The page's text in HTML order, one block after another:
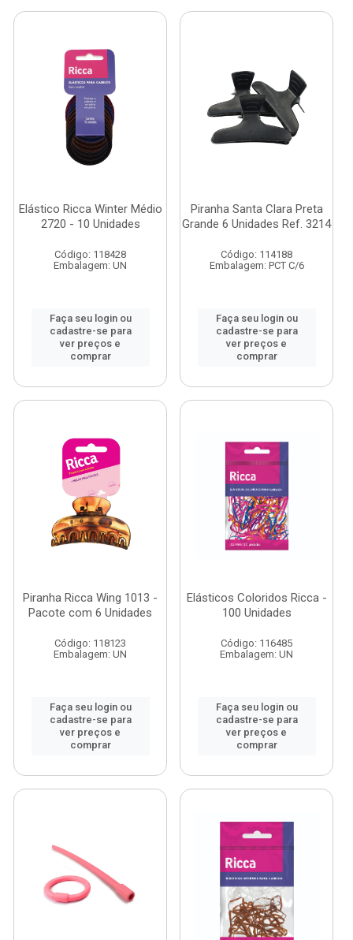
Elástico Ricca Winter Médio
2720 - 10 Unidades
Código: 118428
Embalagem: UN
Faça seu login ou
cadastre-se para
ver preços e
comprar
Piranha Santa Clara Preta
Grande 6 Unidades Ref. 3214
Código: 114188
Embalagem: PCT C/6
Faça seu login ou
cadastre-se para
ver preços e
comprar
Piranha Ricca Wing 1013 -
Pacote com 6 Unidades
Código: 118123
Embalagem: UN
Faça seu login ou
cadastre-se para
ver preços e
comprar
Elásticos Coloridos Ricca -
100 Unidades
Código: 116485
Embalagem: UN
Faça seu login ou
cadastre-se para
ver preços e
comprar